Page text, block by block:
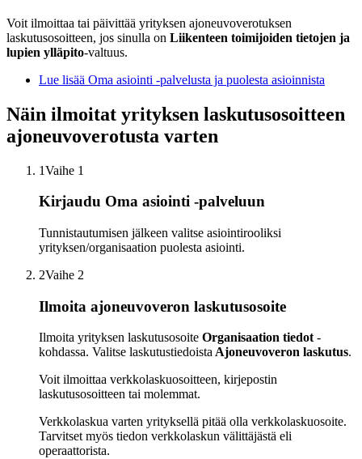
Voit ilmoittaa tai päivittää yrityksen ajoneuvoverotuksen
laskutusosoitteen, jos sinulla on Liikenteen toimijoiden tietojen ja
lupien ylläpito-valtuus.
Lue lisää Oma asiointi -palvelusta ja puolesta asioinnista
Näin ilmoitat yrityksen laskutusosoitteen
ajoneuvoverotusta varten
1Vaihe 1
Kirjaudu Oma asiointi -palveluun
Tunnistautumisen jälkeen valitse asiointirooliksi
yrityksen/organisaation puolesta asiointi.
2Vaihe 2
Ilmoita ajoneuvoveron laskutusosoite
Ilmoita yrityksen laskutusosoite Organisaation tiedot -
kohdassa. Valitse laskutustiedoista Ajoneuvoveron laskutus.
Voit ilmoittaa verkkolaskuosoitteen, kirjepostin
laskutusosoitteen tai molemmat.
Verkkolaskua varten yrityksellä pitää olla verkkolaskuosoite.
Tarvitset myös tiedon verkkolaskun välittäjästä eli
operaattorista.